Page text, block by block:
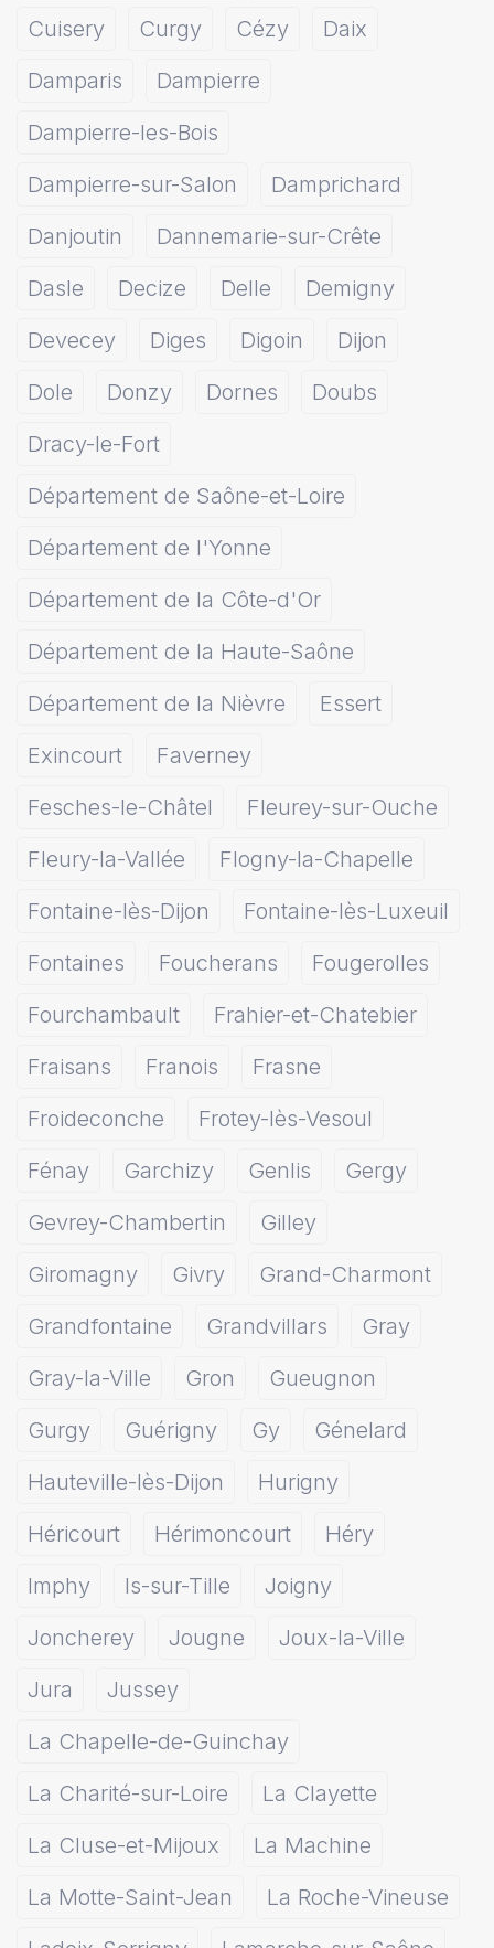
Cuisery
Curgy Cézy
Daix
Damparis
Dampierre
Dampierre-les-Bois
Dampierre-sur-Salon
Damprichard
Danjoutin
Dannemarie-sur-Crête
Dasle
Decize Delle
Demigny
Devecey
Diges Digoin
Dijon
Dole
Donzy Dornes
Doubs
Dracy-le-Fort
Département de Saône-et-Loire
Département de l'Yonne
Département de la Côte-d'Or
Département de la Haute-Saône
Département de la Nièvre
Essert
Exincourt
Faverney
Fesches-le-Châtel
Fleurey-sur-Ouche
Fleury-la-Vallée
Flogny-la-Chapelle
Fontaine-lès-Dijon
Fontaine-lès-Luxeuil
Fontaines
Foucherans
Fougerolles
Fourchambault
Frahier-et-Chatebier
Fraisans
Franois
Frasne
Froideconche
Frotey-lès-Vesoul
Fénay
Garchizy Genlis
Gergy
Gevrey-Chambertin
Gilley
Giromagny
Givry
Grand-Charmont
Grandfontaine
Grandvillars
Gray
Gray-la-Ville
Gron
Gueugnon
Gurgy
Guérigny Gy
Génelard
Hauteville-lès-Dijon
Hurigny
Héricourt
Hérimoncourt
Héry
Imphy
Is-sur-Tille
Joigny
Joncherey
Jougne
Joux-la-Ville
Jura
Jussey
La Chapelle-de-Guinchay
La Charité-sur-Loire
La Clayette
La Cluse-et-Mijoux
La Machine
La Motte-Saint-Jean
La Roche-Vineuse